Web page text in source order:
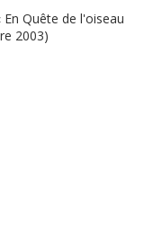
Quête de l'oiseau
2003)